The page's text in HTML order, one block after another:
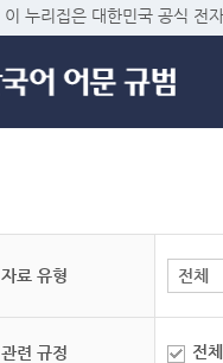
이 누리집은 대한민국 공식 전
자료 유형
관련 규정 전체